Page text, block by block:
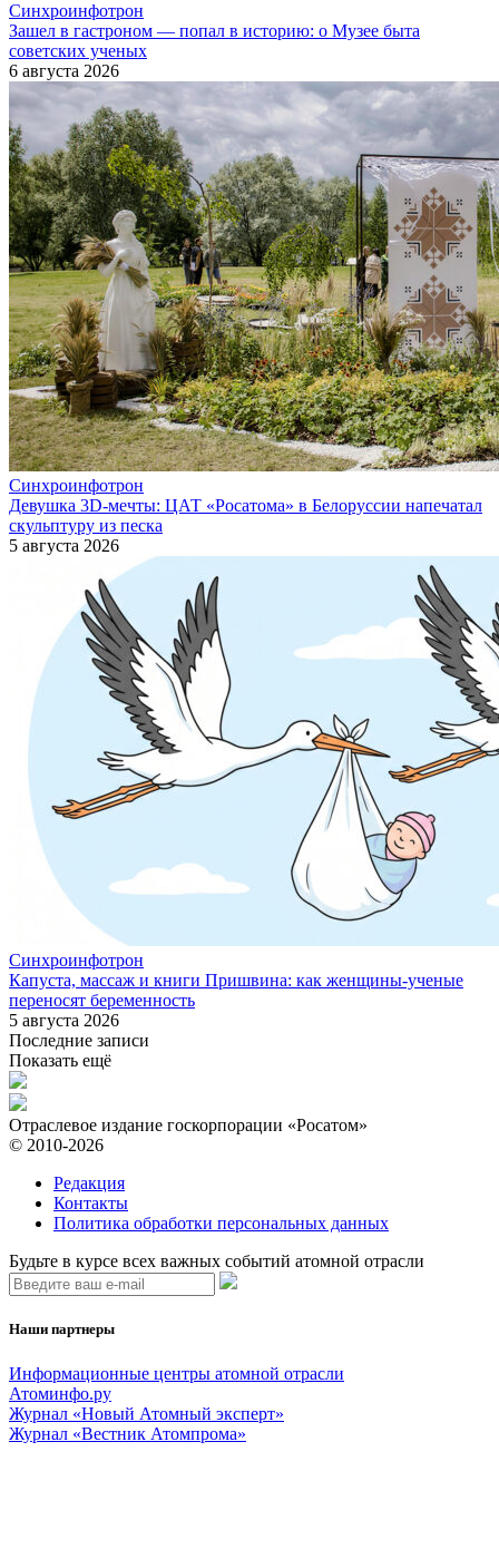
Синхроинфотрон
Зашел в гастроном — попал в историю: о Музее быта
советских ученых
6 августа 2026
Синхроинфотрон
Девушка 3D-мечты: ЦАТ «Росатома» в Белоруссии напечатал
скульптуру из песка
5 августа 2026
Синхроинфотрон
Капуста, массаж и книги Пришвина: как женщины-ученые
переносят беременность
5 августа 2026
Последние записи
Показать ещё
Отраслевое издание госкорпорации «Росатом»
© 2010-2026
Редакция
Контакты
Политика обработки персональных данных
Будьте в курсе всех важных событий атомной отрасли
Наши партнеры
Информационные центры атомной отрасли
Атоминфо.ру
Журнал «Новый Атомный эксперт»
Журнал «Вестник Атомпрома»